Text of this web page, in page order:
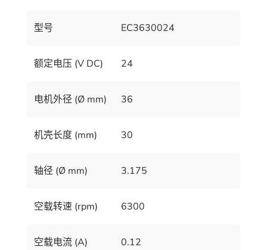
型号 EC3630024
额定电压 (V DC) 24
电机外径 (Ø mm) 36
机壳长度 (mm) 30
轴径 (Ø mm) 3.175
空载转速 (rpm) 6300
空载电流 (A) 0.12